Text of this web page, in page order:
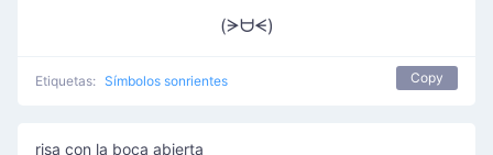
(ᗒᗨᗕ)
Etiquetas: Símbolos sonrientes Copy
risa con la boca abierta